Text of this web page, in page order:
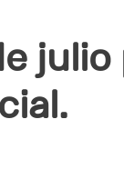
julio